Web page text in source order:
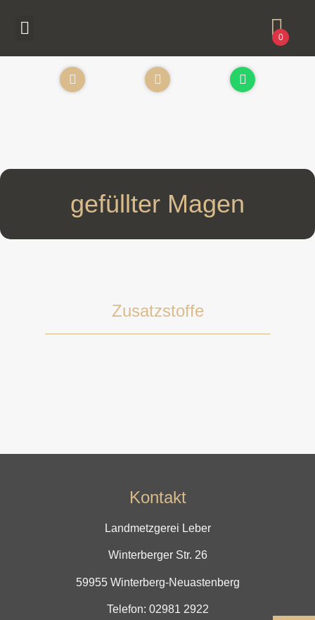
0
gefüllter Magen
Zusatzstoffe
Kontakt
Landmetzgerei Leber
Winterberger Str. 26
59955 Winterberg-Neuastenberg
Telefon: 02981 2922